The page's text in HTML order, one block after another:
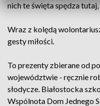
nich te święta spędza
Wraz z kolędą
gesty miłości.
To prezenty zbierane od
województwie - ręcznie
słodycze. Białostocka
Wspólnota Dom Jednego